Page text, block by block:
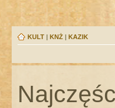
KULT | KNŻ | KAZIK